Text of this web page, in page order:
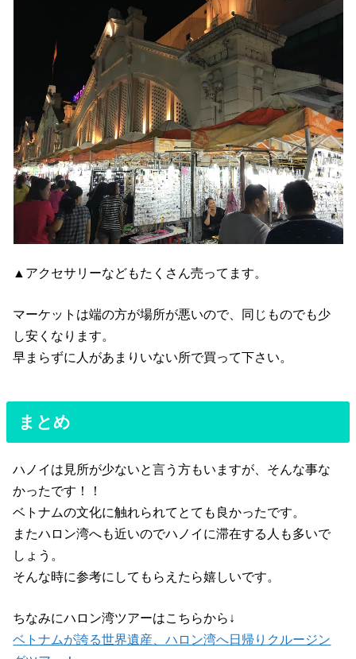
▲アクセサリーなどもたくさん売ってます。
マーケットは端の方が場所が悪いので、同じものでも少
し安くなります。
早まらずに人があまりいない所で買って下さい。
まとめ
ハノイは見所が少ないと言う方もいますが、そんな事な
かったです！！
ベトナムの文化に触れられてとても良かったです。
またハロン湾へも近いのでハノイに滞在する人も多いで
しょう。
そんな時に参考にしてもらえたら嬉しいです。
ちなみにハロン湾ツアーはこちらから↓
ベトナムが誇る世界遺産、ハロン湾へ日帰りクルージン